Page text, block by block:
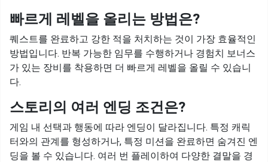
빠르게 레벨을 올리는 방법은?
퀘스트를 완료하고 강한 적을 처치하는 것이 가장 효율적인
방법입니다. 반복 가능한 임무를 수행하거나 경험치 보너스
가 있는 장비를 착용하면 더 빠르게 레벨을 올릴 수 있습니
다.
스토리의 여러 엔딩 조건은?
게임 내 선택과 행동에 따라 엔딩이 달라집니다. 특정 캐릭
터와의 관계를 형성하거나, 특정 미션을 완료하면 숨겨진 엔
딩을 볼 수 있습니다. 여러 번 플레이하여 다양한 결말을 경